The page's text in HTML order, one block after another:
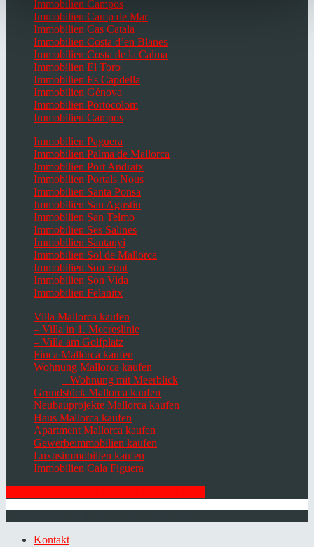
Immobilien Campos
Immobilien Camp de Mar
Immobilien Cas Catala
Immobilien Costa d’en Blanes
Immobilien Costa de la Calma
Immobilien El Toro
Immobilien Es Capdella
Immobilien Génova
Immobilien Portocolom
Immobilien Campos
Immobilien Paguera
Immobilien Palma de Mallorca
Immobilien Port Andratx
Immobilien Portals Nous
Immobilien Santa Ponsa
Immobilien San Agustin
Immobilien San Telmo
Immobilien Ses Salines
Immobilien Santanyi
Immobilien Sol de Mallorca
Immobilien Son Font
Immobilien Son Vida
Immobilien Felanitx
Villa Mallorca kaufen
– Villa in 1. Meereslinie
– Villa am Golfplatz
Finca Mallorca kaufen
Wohnung Mallorca kaufen
– Wohnung mit Meerblick
Grundstück Mallorca kaufen
Neubauprojekte Mallorca kaufen
Haus Mallorca kaufen
Apartment Mallorca kaufen
Gewerbeimmobilien kaufen
Luxusimmobilien kaufen
Immobilien Cala Figuera
Kontakt